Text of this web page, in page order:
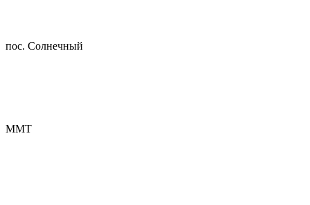
пос. Солнечный
ММТ